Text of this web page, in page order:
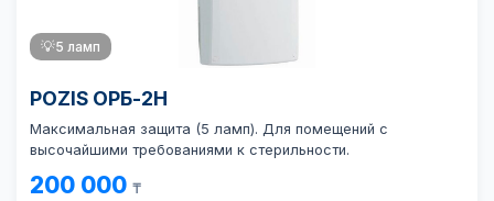
💡5 ламп
POZIS ОРБ-2Н
Максимальная защита (5 ламп). Для помещений с
высочайшими требованиями к стерильности.
200 000 ₸